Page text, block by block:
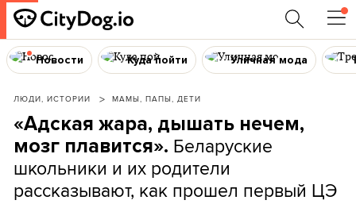
Новости Куда пойти Уличная мода
ЛЮДИ, ИСТОРИИ МАМЫ, ПАПЫ, ДЕТИ
«Адская жара, дышать нечем,
мозг плавится». Беларуские
школьники и их родители
рассказывают, как прошел первый ЦЭ